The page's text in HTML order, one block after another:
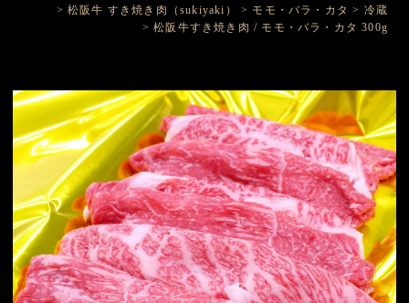
松阪牛 すき焼き肉（sukiyaki）
モモ・バラ・カタ
冷蔵
松阪牛すき焼き肉 / モモ・バラ・カタ 300g